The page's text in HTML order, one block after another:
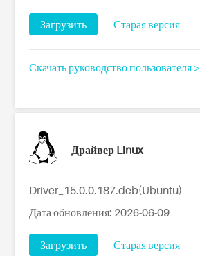
Загрузить Старая версия
Скачать руководство пользователя >
Драйвер Linux
Driver_15.0.0.187.deb(Ubuntu)
Дата обновления: 2026-06-09
Загрузить Старая версия